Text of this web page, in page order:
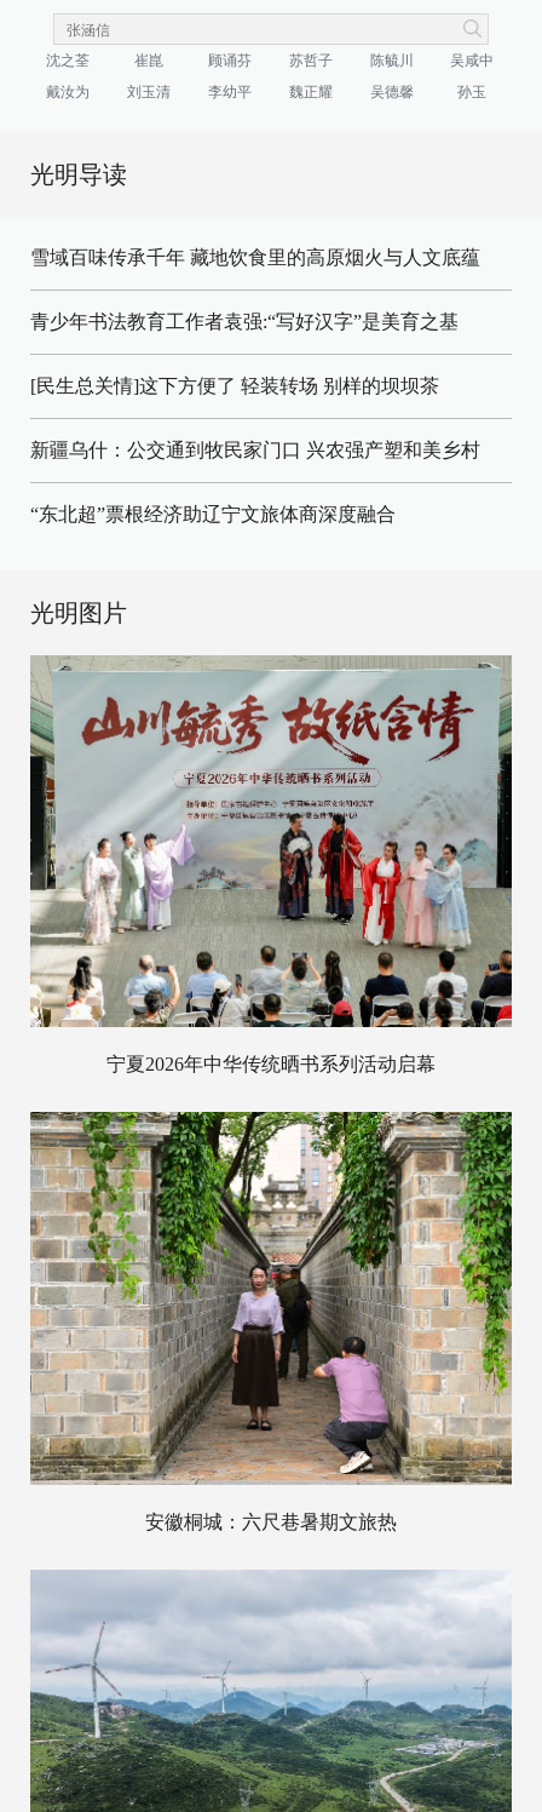
沈之荃 崔崑 顾诵芬 苏哲子 陈毓川
吴咸中
戴汝为
刘玉清 李幼平 魏正耀 吴德馨 孙玉
光明导读
雪域百味传承千年 藏地饮食里的高原烟火与人文底蕴
青少年书法教育工作者袁强:“写好汉字”是美育之基
[民生总关情]这下方便了 轻装转场 别样的坝坝茶
新疆乌什：公交通到牧民家门口 兴农强产塑和美乡村
“东北超”票根经济助辽宁文旅体商深度融合
光明图片
宁夏2026年中华传统晒书系列活动启幕
安徽桐城：六尺巷暑期文旅热